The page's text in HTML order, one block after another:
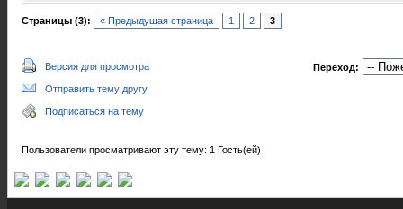
Страницы (3): « Предыдущая страница 1 2 3
Версия для просмотра
Отправить тему другу
Подписаться на тему
Переход:
Пользователи просматривают эту тему: 1 Гость(ей)